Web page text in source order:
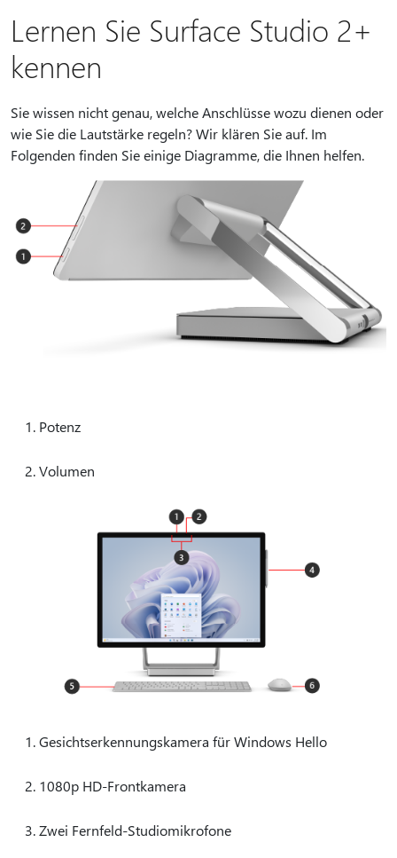
Lernen Sie Surface Studio 2+
kennen
Sie wissen nicht genau, welche Anschlüsse wozu dienen oder
wie Sie die Lautstärke regeln? Wir klären Sie auf. Im
Folgenden finden Sie einige Diagramme, die Ihnen helfen.
Potenz
Volumen
Gesichtserkennungskamera für Windows Hello
1080p HD-Frontkamera
Zwei Fernfeld-Studiomikrofone